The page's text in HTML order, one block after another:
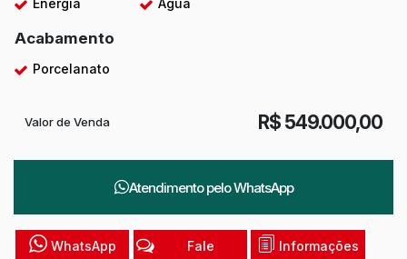
Energia Água
Acabamento
Porcelanato
R$ 549.000,00
Valor de Venda
Atendimento peloWhatsApp
WhatsApp
Fale
Informações